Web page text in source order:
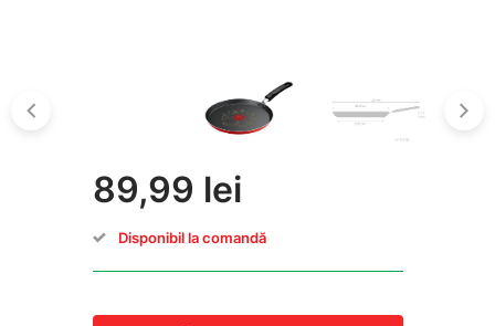
89,99 lei
Disponibil la comandă